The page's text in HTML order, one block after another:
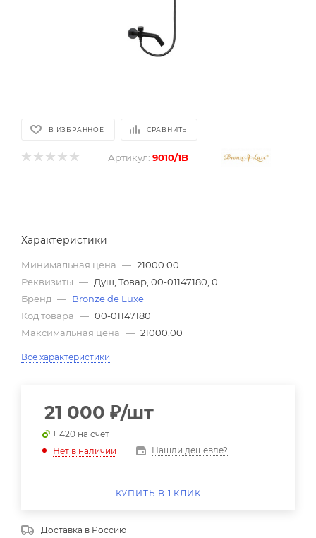
В ИЗБРАННОЕ СРАВНИТЬ
Артикул: 9010/1B
Характеристики
Минимальная цена — 21000.00
Реквизиты — Душ, Товар, 00-01147180, 0
Бренд — Bronze de Luxe
Код товара — 00-01147180
Максимальная цена — 21000.00
Все характеристики
21 000 ₽/шт
+ 420 на счет
Нет в наличии
Нашли дешевле?
КУПИТЬ В 1 КЛИК
Доставка в Россию